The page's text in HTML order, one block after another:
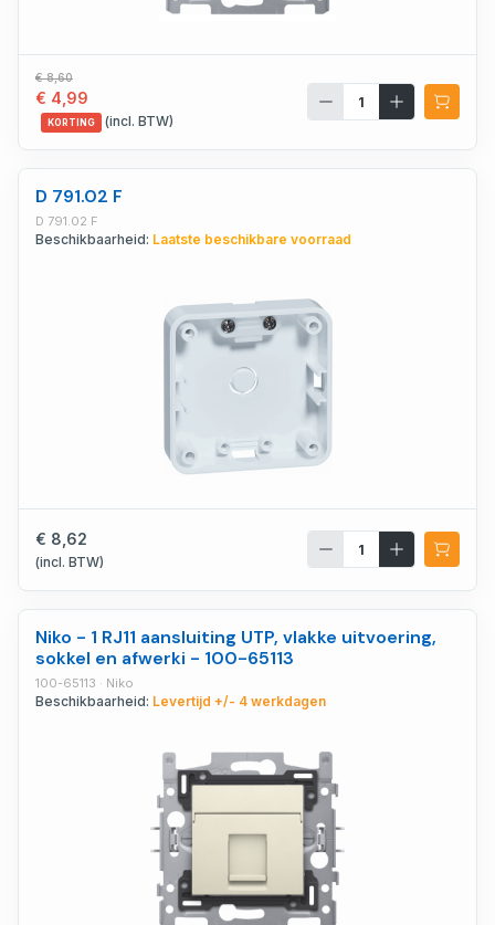
€ 8,60
€ 4,99
KORTING (incl. BTW)
D 791.02 F
D 791.02 F
Beschikbaarheid: Laatste beschikbare voorraad
€ 8,62
(incl. BTW)
Niko - 1 RJ11 aansluiting UTP, vlakke uitvoering,
sokkel en afwerki - 100-65113
100-65113 · Niko
Beschikbaarheid: Levertijd +/- 4 werkdagen